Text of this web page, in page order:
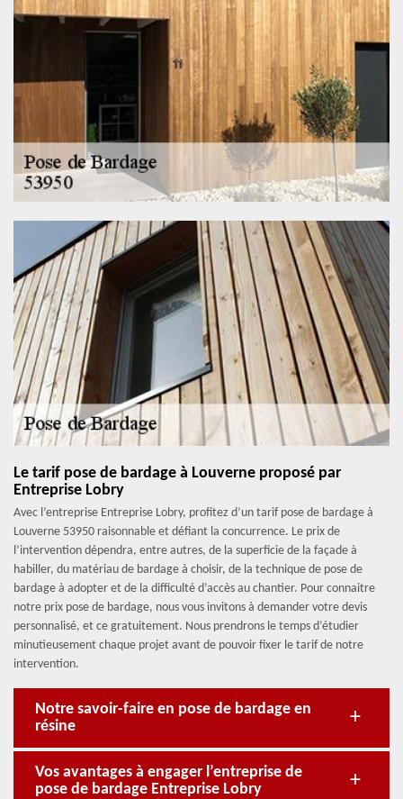
Le tarif pose de bardage à Louverne proposé par
Entreprise Lobry
Avec l’entreprise Entreprise Lobry, profitez d’un tarif pose de bardage à
Louverne 53950 raisonnable et défiant la concurrence. Le prix de
l’intervention dépendra, entre autres, de la superficie de la façade à
habiller, du matériau de bardage à choisir, de la technique de pose de
bardage à adopter et de la difficulté d’accès au chantier. Pour connaitre
notre prix pose de bardage, nous vous invitons à demander votre devis
personnalisé, et ce gratuitement. Nous prendrons le temps d’étudier
minutieusement chaque projet avant de pouvoir fixer le tarif de notre
intervention.
Notre savoir-faire en pose de bardage en
résine
Vos avantages à engager l’entreprise de
pose de bardage Entreprise Lobry